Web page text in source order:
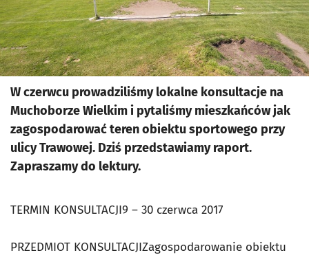
W czerwcu prowadziliśmy lokalne konsultacje na
Muchoborze Wielkim i pytaliśmy mieszkańców jak
zagospodarować teren obiektu sportowego przy
ulicy Trawowej. Dziś przedstawiamy raport.
Zapraszamy do lektury.
TERMIN KONSULTACJI9 – 30 czerwca 2017
PRZEDMIOT KONSULTACJIZagospodarowanie obiektu